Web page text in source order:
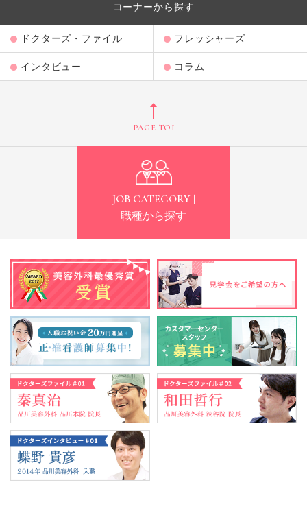
コーナーから探す
ドクターズ・ファイル フレッシャーズ
インタビュー コラム
JOB CATEGORY |
職種から探す
PAGE TOP